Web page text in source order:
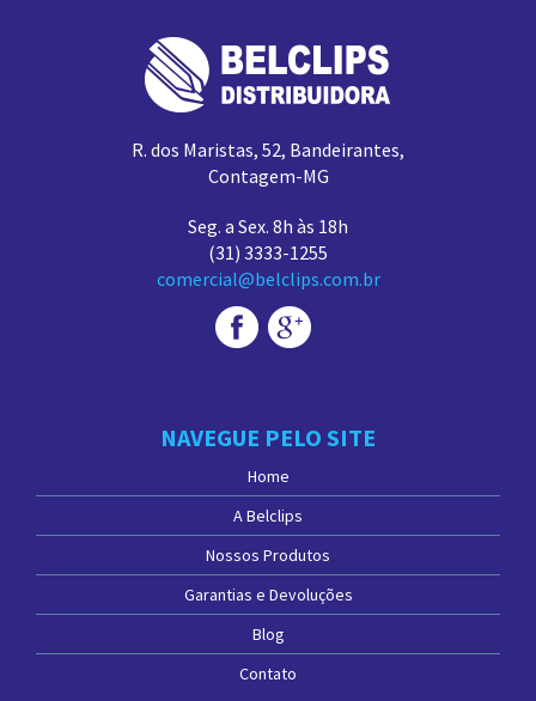
R. dos Maristas, 52, Bandeirantes,
Contagem-MG
Seg. a Sex. 8h às 18h
(31) 3333-1255
comercial@belclips.com.br
NAVEGUE PELO SITE
Home
A Belclips
Nossos Produtos
Garantias e Devoluções
Blog
Contato